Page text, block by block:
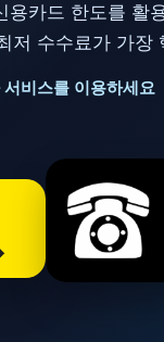
용카드 한도를 활
저 수수료가 가장
비스를 이용하세요